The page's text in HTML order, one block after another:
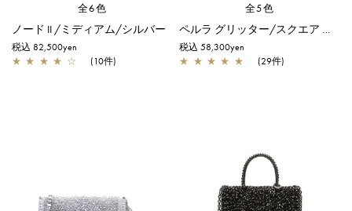
全6色
ノード II /ミディアム/シルバー
税込 82,500yen
★ ★ ★ ★ ☆ (10件)
全5色
税込 58,300yen
★ ★ ★ ★ ★ (29件)